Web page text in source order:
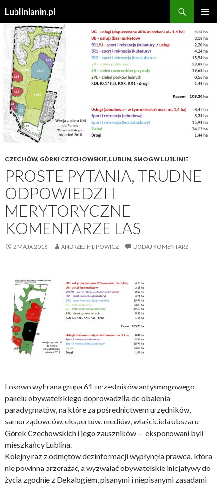
Lublinianin.pl
DO
TREŚCI
CZECHÓW, GÓRKI CZECHOWSKIE, LUBLIN, SMOG W LUBLINIE
PROSTE PYTANIA, TRUDNE
ODPOWIEDZI I
MERYTORYCZNE
KOMENTARZE LAS
2 MAJA 2018 ANDRZEJ FILIPOWICZ DODAJ KOMENTARZ
Losowo wybrana grupa 61. uczestników antysmogowego
panelu obywatelskiego doprowadziła do obalenia
paradygmatów, na które za pośrednictwem urzędników,
samorządowców, ekspertów, mediów, właściciela obszaru
Górek Czechowskich i jego zauszników — eksponowani byli
mieszkańcy Lublina.
Kolejny raz z odmętów dezinformacji wypłynęła prawda, która
nie powinna przerażać, a wyzwalać obywatelskie inicjatywy do
życia zgodnie z Dekalogiem, pisanymi i niepisanymi zasadami